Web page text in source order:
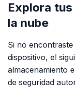
Explora
la nube
Si no
dispositivo, el
almacenamiento
de seguridad